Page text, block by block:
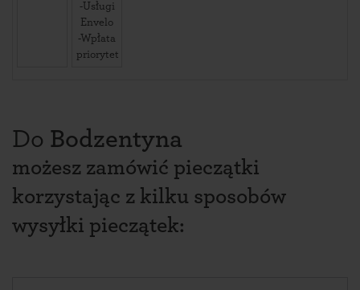
-Usługi
Envelo
-Wpłata
priorytet
Do Bodzentyna
możesz zamówić pieczątki
korzystając z kilku sposobów
wysyłki pieczątek: